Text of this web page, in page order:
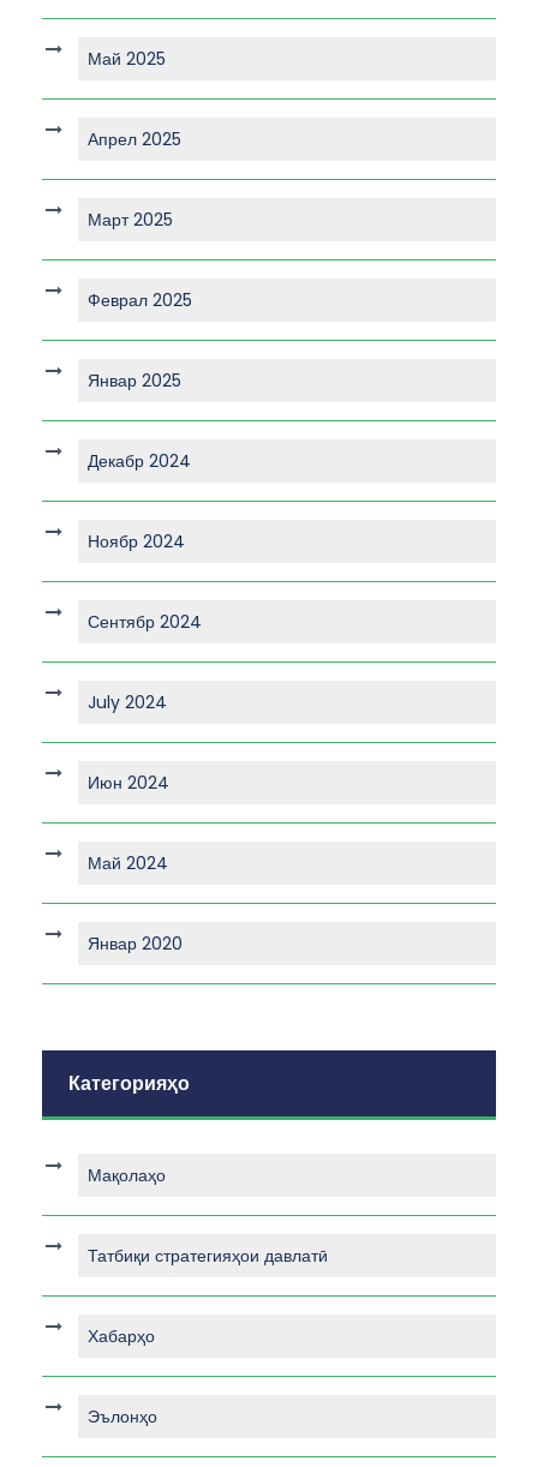
Май 2025
Апрел 2025
Март 2025
Феврал 2025
Январ 2025
Декабр 2024
Ноябр 2024
Сентябр 2024
July 2024
Июн 2024
Май 2024
Январ 2020
Категорияҳо
Мақолаҳо
Татбиқи стратегияҳои давлатӣ
Хабарҳо
Эълонҳо